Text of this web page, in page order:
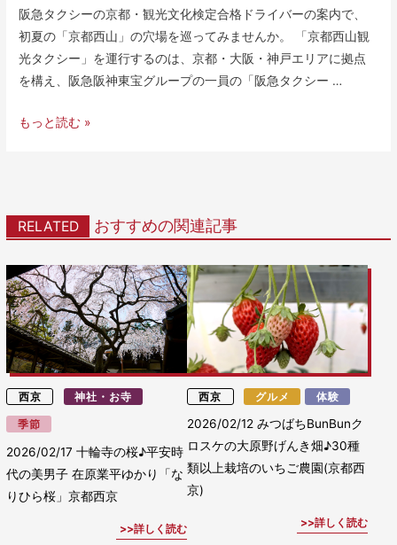
阪急タクシーの京都・観光文化検定合格ドライバーの案内で、
初夏の「京都西山」の穴場を巡ってみませんか。 「京都西山観
光タクシー」を運行するのは、京都・大阪・神戸エリアに拠点
を構え、阪急阪神東宝グループの一員の「阪急タクシー …
もっと読む »
RELATED おすすめの関連記事
西京 神社・お寺
季節
2026/02/17十輪寺の桜♪平安時
代の美男子 在原業平ゆかり「な
りひら桜」京都西京
詳しく読む
西京 グルメ 体験
2026/02/12 みつばちBunBunク
ロスケの大原野げんき畑♪30種
類以上栽培のいちご農園(京都西
京)
詳しく読む